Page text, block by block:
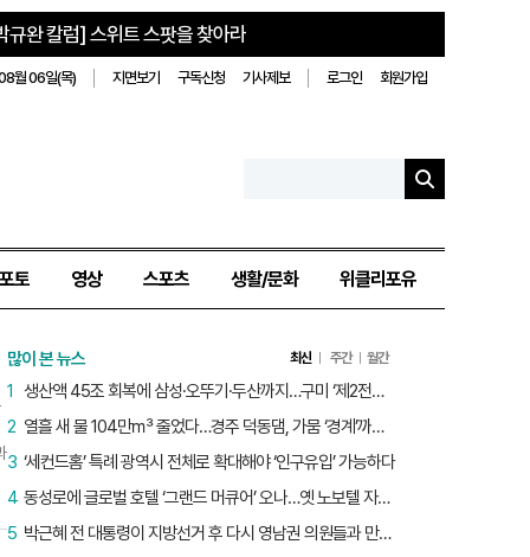
규완 칼럼] 스위트 스팟을 찾아라
월 06일(목) 지면보기 구독신청 기사제보 로그인 회원가입
포토 영상 스포츠 생활/문화 위클리포유
많이 본 뉴스 최신 주간 월간
생산액 45조 회복에 삼성·오뚜기·두산까지…구미 ‘제2전성기’ 시작됐다
1
열흘 새 물 104만㎥ 줄었다…경주 덕동댐, 가뭄 ‘경계’까지 5.7%p
2
‘세컨드홈’ 특례 광역시 전체로 확대해야 ‘인구유입’ 가능하다
3
동성로에 글로벌 호텔 ‘그랜드 머큐어’ 오나…옛 노보텔 자리 사무실 개설
4
박근혜 전 대통령이 지방선거 후 다시 영남권 의원들과 만난 이유는?
5